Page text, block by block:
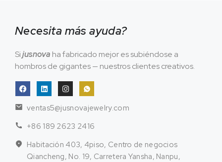
Necesita más ayuda?
Sijusnova ha fabricado mejor es subiéndose a
hombros de gigantes — nuestros clientes creativos.
ventas5@jusnovajewelry.com
+86 189 2623 2416
Habitación 403, 4piso, Centro de negocios
Qiancheng, No. 19, Carretera Yansha, Nanpu,